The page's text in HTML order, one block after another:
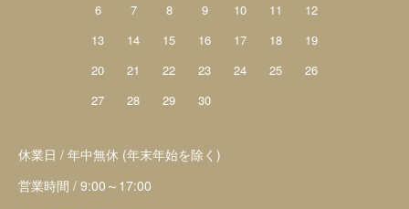
6
7 8 9 10 11
12
13
14 15 16 17 18
19
20
21 22 23 24 25
26
27
28 29 30
休業日 / 年中無休 (年末年始を除く)
営業時間 / 9:00～17:00